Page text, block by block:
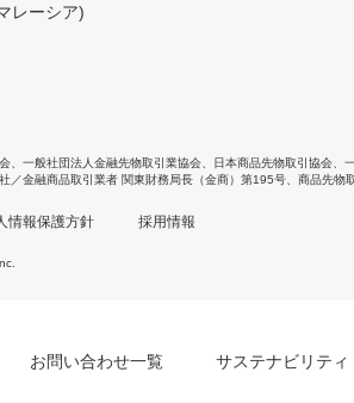
レーシア)
一般社団法人金融先物取引業協会 日本商品先物取引協会
／金融商品取引業者 関東財務局長（金商）第195号、商品先物
情報保護方針 採用情報
お問い合わせ一覧 サステナビリティ